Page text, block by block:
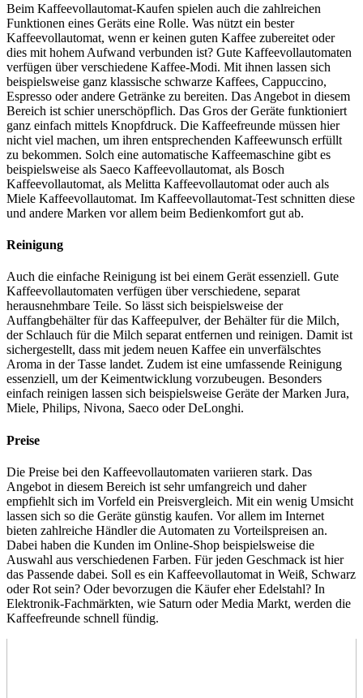
Beim Kaffeevollautomat-Kaufen spielen auch die zahlreichen
Funktionen eines Geräts eine Rolle. Was nützt ein bester
Kaffeevollautomat, wenn er keinen guten Kaffee zubereitet oder
dies mit hohem Aufwand verbunden ist? Gute Kaffeevollautomaten
verfügen über verschiedene Kaffee-Modi. Mit ihnen lassen sich
beispielsweise ganz klassische schwarze Kaffees, Cappuccino,
Espresso oder andere Getränke zu bereiten. Das Angebot in diesem
Bereich ist schier unerschöpflich. Das Gros der Geräte funktioniert
ganz einfach mittels Knopfdruck. Die Kaffeefreunde müssen hier
nicht viel machen, um ihren entsprechenden Kaffeewunsch erfüllt
zu bekommen. Solch eine automatische Kaffeemaschine gibt es
beispielsweise als Saeco Kaffeevollautomat, als Bosch
Kaffeevollautomat, als Melitta Kaffeevollautomat oder auch als
Miele Kaffeevollautomat. Im Kaffeevollautomat-Test schnitten diese
und andere Marken vor allem beim Bedienkomfort gut ab.
Reinigung
Auch die einfache Reinigung ist bei einem Gerät essenziell. Gute
Kaffeevollautomaten verfügen über verschiedene, separat
herausnehmbare Teile. So lässt sich beispielsweise der
Auffangbehälter für das Kaffeepulver, der Behälter für die Milch,
der Schlauch für die Milch separat entfernen und reinigen. Damit ist
sichergestellt, dass mit jedem neuen Kaffee ein unverfälschtes
Aroma in der Tasse landet. Zudem ist eine umfassende Reinigung
essenziell, um der Keimentwicklung vorzubeugen. Besonders
einfach reinigen lassen sich beispielsweise Geräte der Marken Jura,
Miele, Philips, Nivona, Saeco oder DeLonghi.
Preise
Die Preise bei den Kaffeevollautomaten variieren stark. Das
Angebot in diesem Bereich ist sehr umfangreich und daher
empfiehlt sich im Vorfeld ein Preisvergleich. Mit ein wenig Umsicht
lassen sich so die Geräte günstig kaufen. Vor allem im Internet
bieten zahlreiche Händler die Automaten zu Vorteilspreisen an.
Dabei haben die Kunden im Online-Shop beispielsweise die
Auswahl aus verschiedenen Farben. Für jeden Geschmack ist hier
das Passende dabei. Soll es ein Kaffeevollautomat in Weiß, Schwarz
oder Rot sein? Oder bevorzugen die Käufer eher Edelstahl? In
Elektronik-Fachmärkten, wie Saturn oder Media Markt, werden die
Kaffeefreunde schnell fündig.